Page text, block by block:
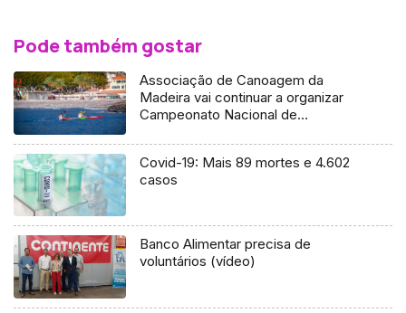
Pode também gostar
Associação de Canoagem da
Madeira vai continuar a organizar
Campeonato Nacional de
Covid-19: Mais 89 mortes e 4.602
casos
Banco Alimentar precisa de
voluntários (vídeo)